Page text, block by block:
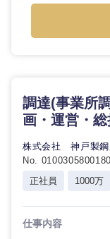
調達(事業所
画・運営・
株式会社 神戸製鋼
No.
正社員
1000万
仕事内容